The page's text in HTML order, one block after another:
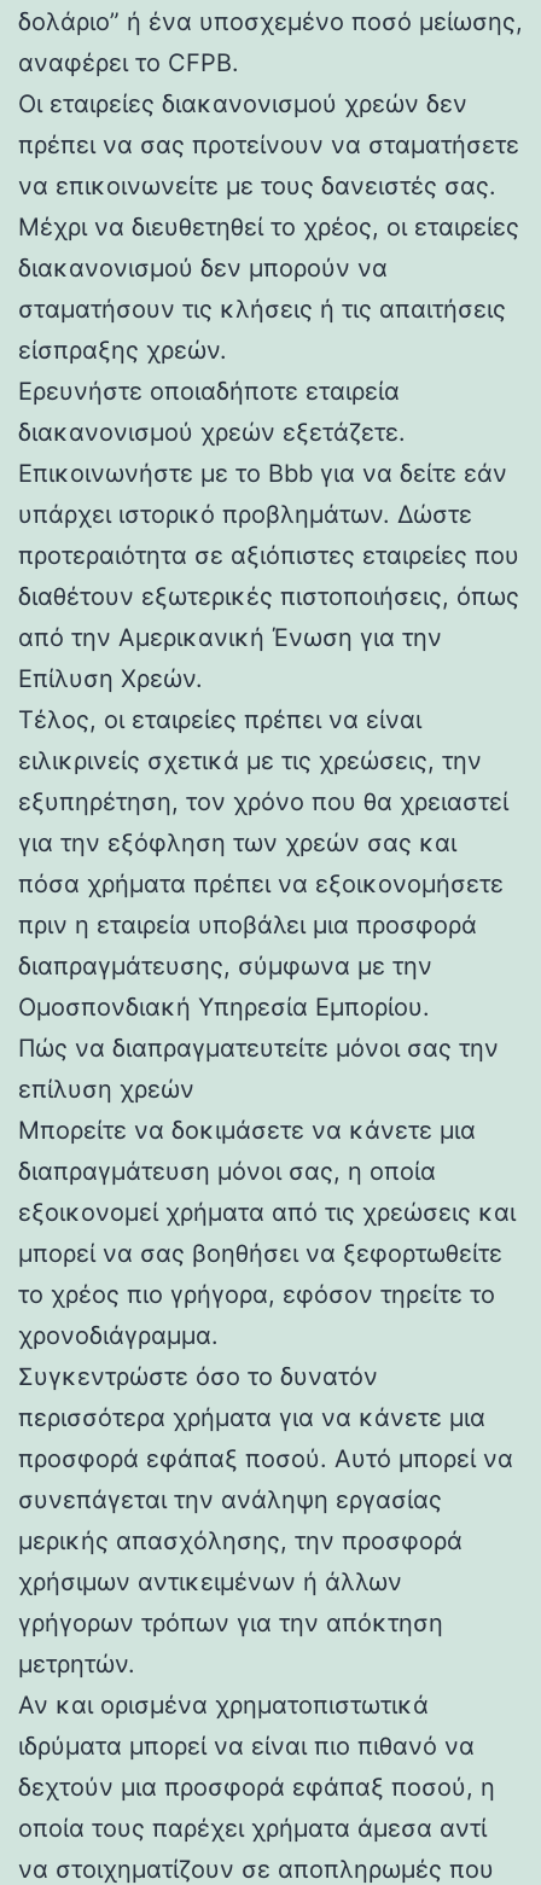
δολάριο” ή ένα υποσχεμένο ποσό μείωσης,
αναφέρει το CFPB.
Οι εταιρείες διακανονισμού χρεών δεν
πρέπει να σας προτείνουν να σταματήσετε
να επικοινωνείτε με τους δανειστές σας.
Μέχρι να διευθετηθεί το χρέος, οι εταιρείες
διακανονισμού δεν μπορούν να
σταματήσουν τις κλήσεις ή τις απαιτήσεις
είσπραξης χρεών.
Ερευνήστε οποιαδήποτε εταιρεία
διακανονισμού χρεών εξετάζετε.
Επικοινωνήστε με το Bbb για να δείτε εάν
υπάρχει ιστορικό προβλημάτων. Δώστε
προτεραιότητα σε αξιόπιστες εταιρείες που
διαθέτουν εξωτερικές πιστοποιήσεις, όπως
από την Αμερικανική Ένωση για την
Επίλυση Χρεών.
Τέλος, οι εταιρείες πρέπει να είναι
ειλικρινείς σχετικά με τις χρεώσεις, την
εξυπηρέτηση, τον χρόνο που θα χρειαστεί
για την εξόφληση των χρεών σας και
πόσα χρήματα πρέπει να εξοικονομήσετε
πριν η εταιρεία υποβάλει μια προσφορά
διαπραγμάτευσης, σύμφωνα με την
Ομοσπονδιακή Υπηρεσία Εμπορίου.
Πώς να διαπραγματευτείτε μόνοι σας την
επίλυση χρεών
Μπορείτε να δοκιμάσετε να κάνετε μια
διαπραγμάτευση μόνοι σας, η οποία
εξοικονομεί χρήματα από τις χρεώσεις και
μπορεί να σας βοηθήσει να ξεφορτωθείτε
το χρέος πιο γρήγορα, εφόσον τηρείτε το
χρονοδιάγραμμα.
Συγκεντρώστε όσο το δυνατόν
περισσότερα χρήματα για να κάνετε μια
προσφορά εφάπαξ ποσού. Αυτό μπορεί να
συνεπάγεται την ανάληψη εργασίας
μερικής απασχόλησης, την προσφορά
χρήσιμων αντικειμένων ή άλλων
γρήγορων τρόπων για την απόκτηση
μετρητών.
Αν και ορισμένα χρηματοπιστωτικά
ιδρύματα μπορεί να είναι πιο πιθανό να
δεχτούν μια προσφορά εφάπαξ ποσού, η
οποία τους παρέχει χρήματα άμεσα αντί
να στοιχηματίζουν σε αποπληρωμές που